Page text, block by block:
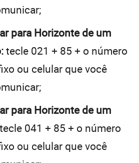
para Horizonte de um
tecle 021 + 85 + o número
ou celular que você
para Horizonte de um
tecle 041 + 85 + o número
ou celular que você